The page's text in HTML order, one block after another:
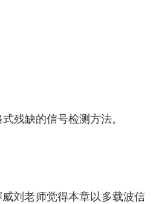
残缺的信号检测方法。
刘老师觉得本章以多载波信